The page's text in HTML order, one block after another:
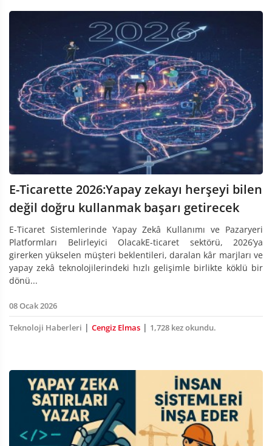
E-Ticarette 2026:Yapay zekayı herşeyi bilen
değil doğru kullanmak başarı getirecek
E-Ticaret Sistemlerinde Yapay Zekâ Kullanımı ve Pazaryeri
Platformları Belirleyici OlacakE-ticaret sektörü, 2026’ya
girerken yükselen müşteri beklentileri, daralan kâr marjları ve
yapay zekâ teknolojilerindeki hızlı gelişimle birlikte köklü bir
dönü...
08 Ocak 2026
Teknoloji Haberleri | Cengiz Elmas | 1,728 kez okundu.